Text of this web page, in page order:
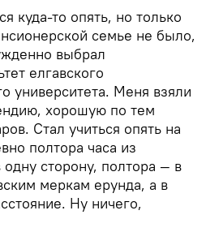
куда-то опять, но только
семье не было,
выбрал
елгавского
университета. Меня взяли
хорошую по тем
Стал учиться опять на
полтора часа из
одну сторону, полтора — в
меркам ерунда, а в
Ну ничего,